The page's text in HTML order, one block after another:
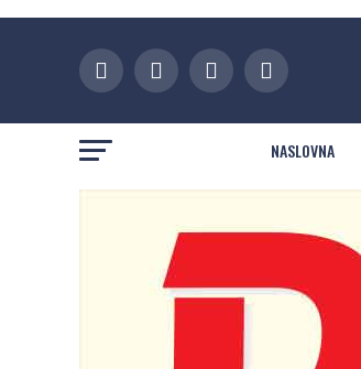
NASLOVNA